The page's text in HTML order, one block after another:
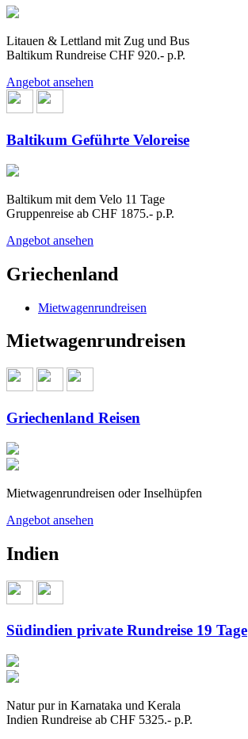
Litauen & Lettland mit Zug und Bus
Baltikum Rundreise CHF 920.- p.P.
Angebot ansehen
Baltikum Geführte Veloreise
Baltikum mit dem Velo 11 Tage
Gruppenreise ab CHF 1875.- p.P.
Angebot ansehen
Griechenland
Mietwagenrundreisen
Mietwagenrundreisen
Griechenland Reisen
Mietwagenrundreisen oder Inselhüpfen
Angebot ansehen
Indien
Südindien private Rundreise 19 Tage
Natur pur in Karnataka und Kerala
Indien Rundreise ab CHF 5325.- p.P.